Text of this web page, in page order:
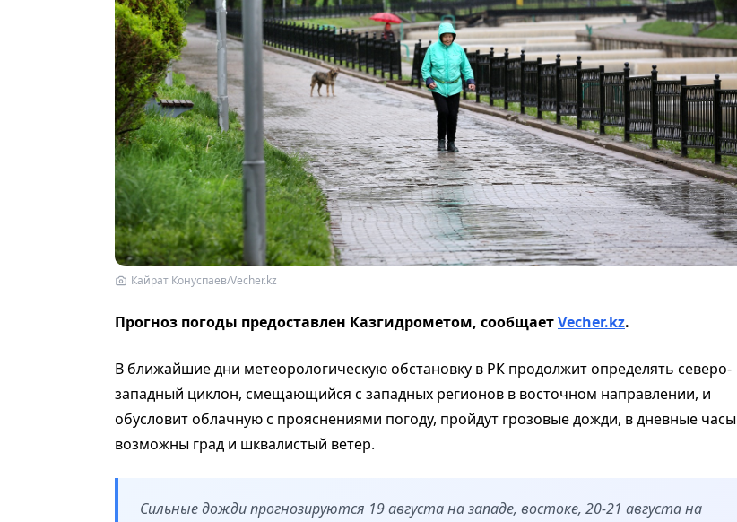
Кайрат Конуспаев/Vecher.kz
Прогноз погоды предоставлен Казгидрометом, сообщаетVecher.kz.
В ближайшие дни метеорологическую обстановку в РК продолжит определять северо-
западный циклон, смещающийся с западных регионов в восточном направлении, и
обусловит облачную с прояснениями погоду, пройдут грозовые дожди, в дневные часы
возможны град и шквалистый ветер.
Сильные дожди прогнозируются 19 августа на западе, востоке, 20-21 августа на